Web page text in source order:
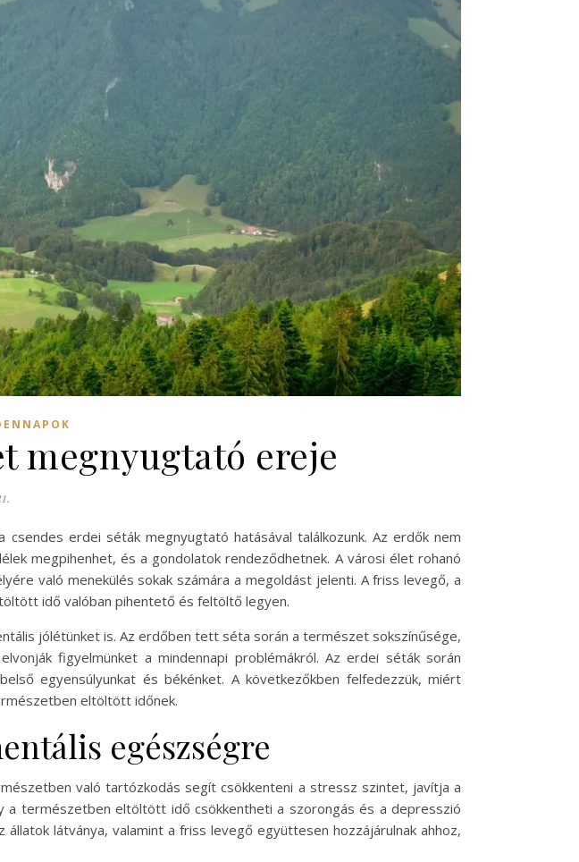
megnyugtató ereje
erdei séták megnyugtató hatásával találkozunk. Az erdők nem
megpihenhet, és a gondolatok rendeződhetnek. A városi élet rohanó
való menekülés sokak számára a megoldást jelenti. A friss levegő, a
idő valóban pihentető és feltöltő legyen.
jólétünket is. Az erdőben tett séta során a természet sokszínűsége,
figyelmünket a mindennapi problémákról. Az erdei séták során
egyensúlyunkat és békénket. A következőkben felfedezzük, miért
eltöltött időnek.
egészségre
való tartózkodás segít csökkenteni a stressz szintet, javítja a
a természetben eltöltött idő csökkentheti a szorongás és a depresszió
látványa, valamint a friss levegő együttesen hozzájárulnak ahhoz,